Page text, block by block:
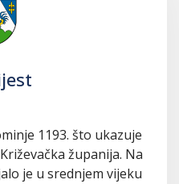
1193. što ukazuje
županija. Na
je u srednjem vijeku